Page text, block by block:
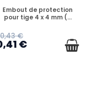
EN STOCK
Embout de protection
pour tige 4 x 4 mm (...
0,43 €
€